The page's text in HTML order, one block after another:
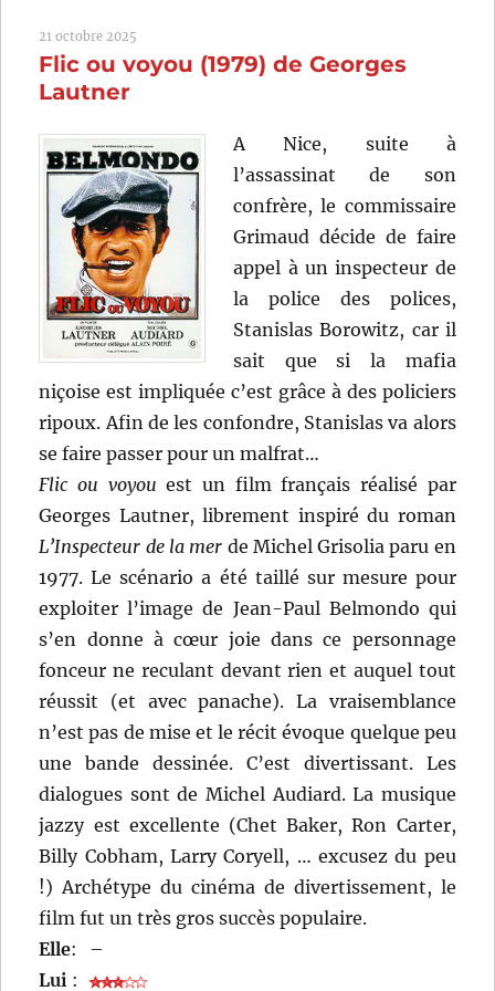
Brass
21 octobre 2025
Flic ou voyou (1979) de Georges
Lautner
A Nice, suite à
l’assassinat de son
confrère, le commissaire
Grimaud décide de faire
appel à un inspecteur de
la police des polices,
Stanislas Borowitz, car il
sait que si la mafia
niçoise est impliquée c’est grâce à des policiers
ripoux. Afin de les confondre, Stanislas va alors
se faire passer pour un malfrat…
Flic ou voyou est un film français réalisé par
Georges Lautner, librement inspiré du roman
L’Inspecteur de la mer de Michel Grisolia paru en
1977. Le scénario a été taillé sur mesure pour
exploiter l’image de Jean-Paul Belmondo qui
s’en donne à cœur joie dans ce personnage
fonceur ne reculant devant rien et auquel tout
réussit (et avec panache). La vraisemblance
n’est pas de mise et le récit évoque quelque peu
une bande dessinée. C’est divertissant. Les
dialogues sont de Michel Audiard. La musique
jazzy est excellente (Chet Baker, Ron Carter,
Billy Cobham, Larry Coryell, … excusez du peu
!) Archétype du cinéma de divertissement, le
film fut un très gros succès populaire.
Elle:
–
Lui :